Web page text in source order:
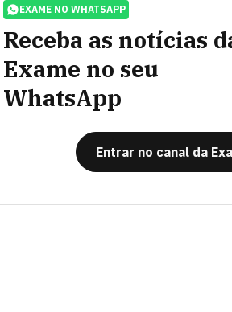
EXAME NO WHATSAPP
Receba as notícias
Exame no seu
WhatsApp
Entrar no canal da